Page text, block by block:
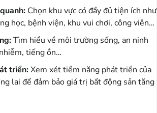
Chọn khu vực có đầy đủ tiện ích như
học, bệnh viện, khu vui chơi, công viên…
Tìm hiểu về môi trường sống, an ninh
tiếng ồn…
triển:Xem xét tiềm năng phát triển của
lai để đảm bảo giá trị bất động sản tăng